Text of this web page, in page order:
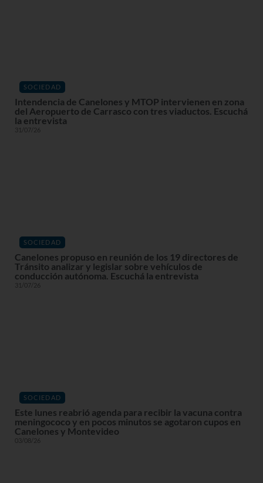
SOCIEDAD
Intendencia de Canelones y MTOP intervienen en zona
del Aeropuerto de Carrasco con tres viaductos. Escuchá
la entrevista
31/07/26
SOCIEDAD
Canelones propuso en reunión de los 19 directores de
Tránsito analizar y legislar sobre vehículos de
conducción autónoma. Escuchá la entrevista
31/07/26
SOCIEDAD
Este lunes reabrió agenda para recibir la vacuna contra
meningococo y en pocos minutos se agotaron cupos en
Canelones y Montevideo
03/08/26